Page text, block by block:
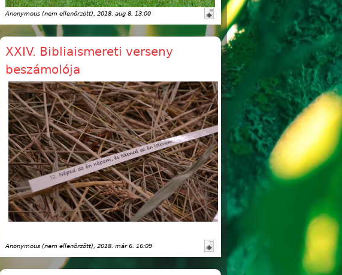
Anonymous (nem ellenőrzött) , 2018. aug 8. 13:00
XXIV. Bibliaismereti verseny
beszámolója
Anonymous (nem ellenőrzött) , 2018. már 6. 16:09